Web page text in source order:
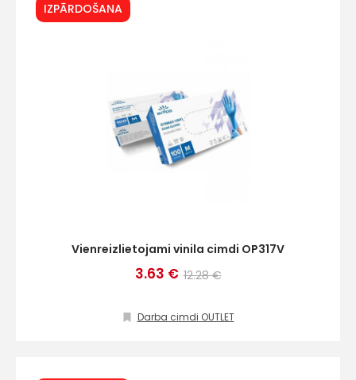
IZPĀRDOŠANA
Vienreizlietojami vinila cimdi OP317V
3.63 € 12.28 €
Darba cimdi OUTLET